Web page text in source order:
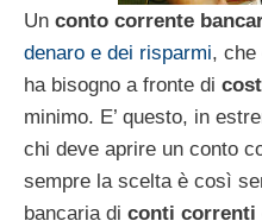
Un conto corrente
denaro e dei risparmi,
ha bisogno a fronte di
minimo. E’ questo, in
chi deve aprire un conto
sempre la scelta è così
bancaria di conti correnti